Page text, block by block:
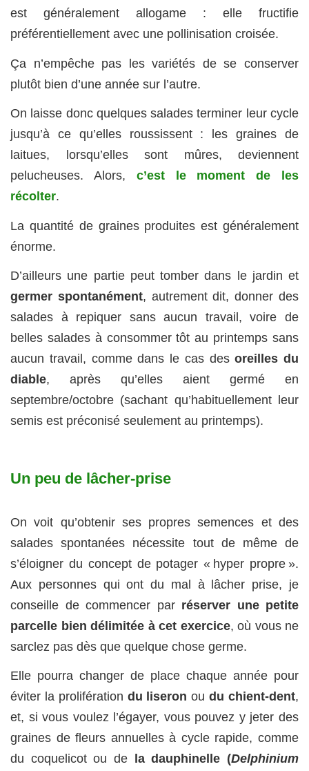
est généralement allogame : elle fructifie
préférentiellement avec une pollinisation croisée.
Ça n’empêche pas les variétés de se conserver
plutôt bien d’une année sur l’autre.
On laisse donc quelques salades terminer leur cycle
jusqu’à ce qu’elles roussissent
: les graines de
laitues, lorsqu’elles sont mûres, deviennent
pelucheuses. Alors, c’est le moment de les
récolter.
La quantité de graines produites est généralement
énorme.
D’ailleurs une partie peut tomber dans le jardin et
germer spontanément, autrement dit, donner des
salades à repiquer sans aucun travail, voire de
belles salades à consommer tôt au printemps sans
aucun travail, comme dans le cas desoreilles du
diable, après qu’elles aient germé en
septembre/octobre (sachant qu’habituellement leur
semis est préconisé seulement au printemps).
Un peu de lâcher-prise
On voit qu’obtenir ses propres semences et des
salades spontanées nécessite tout de même de
s’éloigner du concept de potager « hyper propre ».
Aux personnes qui ont du mal à lâcher prise, je
conseille de commencer par réserver une petite
parcelle bien délimitée à cet exercice, où vous ne
sarclez pas dès que quelque chose germe.
Elle pourra changer de place chaque année pour
éviter la prolifération du liseron oudu chient-dent,
et, si vous voulez l’égayer, vous pouvez y jeter des
graines de fleurs annuelles à cycle rapide, comme
du coquelicot ou de
la dauphinelle (Delphinium